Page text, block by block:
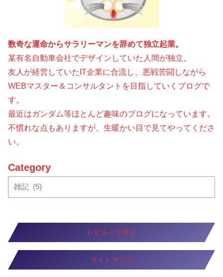
数奇な運命からサラリーマンを辞めて独立起業。
某有名自動車会社でデザインしていた人間が独立。
友人が経営していたIT企業に合流し、悪戦苦闘しながら
WEBマスター＆コンサルタントを目指していくブログで
す。
最近はガンダム等ほとんど趣味のブログになっています。
不慣れな点もありますが、生暖かい目で見てやってくださ
い。
Category
レビルって何？
サイトマップ